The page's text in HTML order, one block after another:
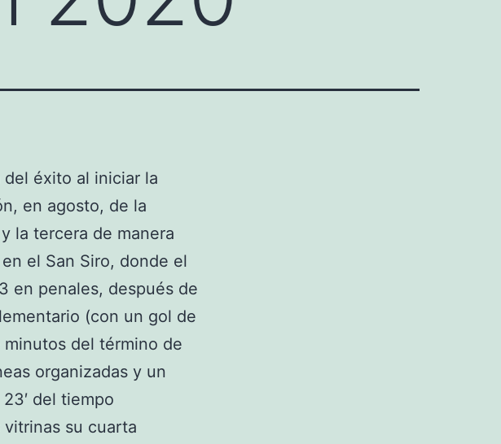
éxito al iniciar la
en agosto, de la
la tercera de manera
el San Siro, donde el
en penales, después de
(con un gol de
del término de
organizadas y un
del tiempo
su cuarta